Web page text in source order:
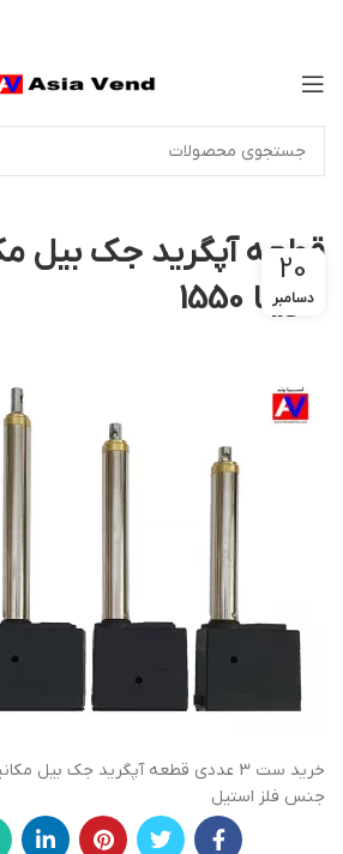
قطعه آپگرید جک بیل
هوینا 1550
20
دسامبر
جنس فلز استیل